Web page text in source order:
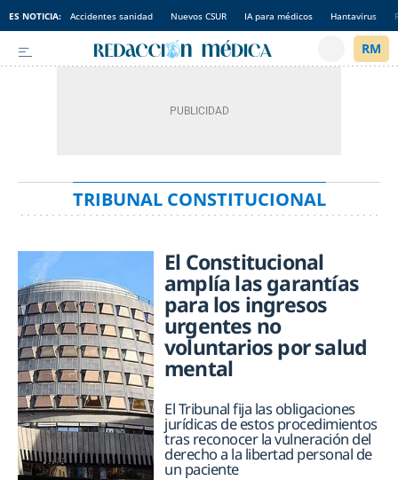
ES NOTICIA: Accidentes sanidad Nuevos CSUR IA para médicos Hantavirus
TRIBUNAL CONSTITUCIONAL
El Constitucional
amplía las garantías
para los ingresos
urgentes no
voluntarios por salud
mental
El Tribunal fija las obligaciones
jurídicas de estos procedimientos
tras reconocer la vulneración del
derecho a la libertad personal de
un paciente